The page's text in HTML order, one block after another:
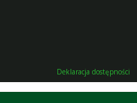
Deklaracja dostępności